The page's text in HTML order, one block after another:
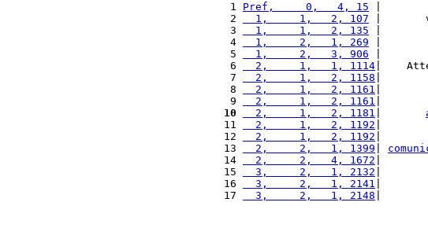
1 Pref,     0,   4, 15
2
  1,     1,   2, 107
|
3
  1,     1,   2, 135
|
4
  1,     2,   1, 269
|
5
  1,     2,   3, 906
6
  2,     1,   1, 1114
|
7
  2,     1,   2, 1158
8
  2,     1,   2, 1161
9
  2,     1,   2, 1161
10
  2,     1,   2, 1181
11
  2,     1,   2, 1192
|
12
  2,     1,   2, 1192
13
  2,     2,   1, 1399
14
  2,     2,   4, 1672
|
15
  3,     2,   1, 2132
|
16
  3,     2,   1, 2141
|
17
  3,     2,   1, 2148